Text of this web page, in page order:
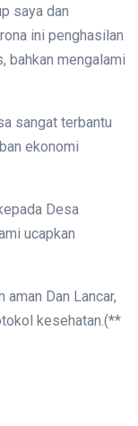
saya dan
ini penghasilan
bahkan mengalami
sangat terbantu
ekonomi
Desa
ucapkan
aman Dan Lancar,
kesehatan.(**